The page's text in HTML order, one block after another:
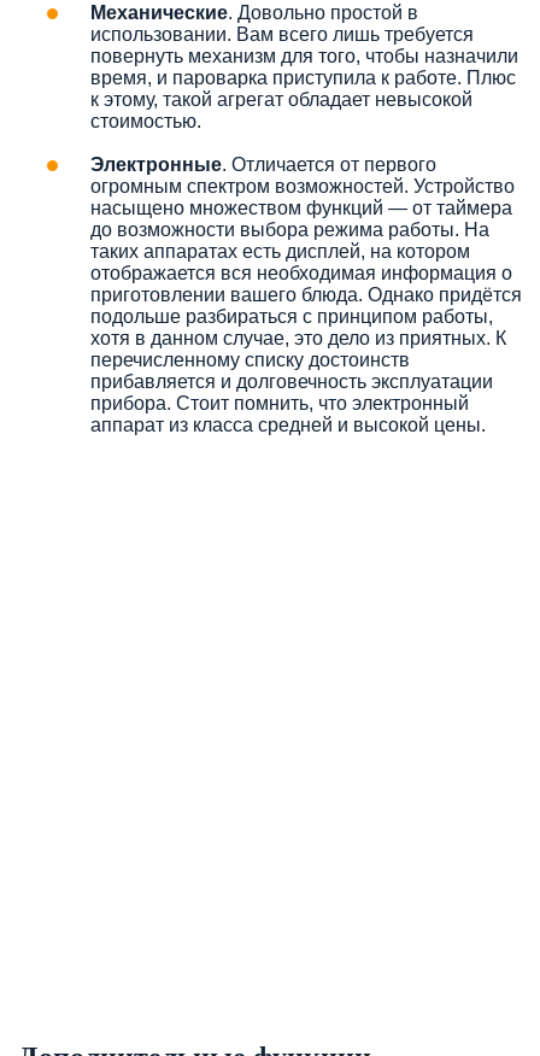
Механические. Довольно простой в
использовании. Вам всего лишь требуется
повернуть механизм для того, чтобы назначили
время, и пароварка приступила к работе. Плюс
к этому, такой агрегат обладает невысокой
стоимостью.
Электронные. Отличается от первого
огромным спектром возможностей. Устройство
насыщено множеством функций — от таймера
до возможности выбора режима работы. На
таких аппаратах есть дисплей, на котором
отображается вся необходимая информация о
приготовлении вашего блюда. Однако придётся
подольше разбираться с принципом работы,
хотя в данном случае, это дело из приятных. К
перечисленному списку достоинств
прибавляется и долговечность эксплуатации
прибора. Стоит помнить, что электронный
аппарат из класса средней и высокой цены.